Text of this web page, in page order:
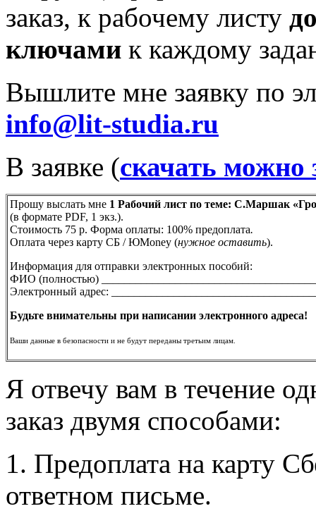
заказ, к рабочему листу
ключами к каждому
Вышлите мне заявку по
info@lit-studia.ru
В заявке (скачать можно
Прошу выслать мне 1 Рабочий лист по теме: С.Маршак
(в формате PDF, 1 экз.).
Стоимость 75 р. Форма оплаты: 100% предоплата.
Оплата через карту СБ / ЮMoney (нужное оставить).
Информация для отправки электронных пособий:
ФИО (полностью)
Электронный адрес:
Будьте внимательны при написании электронного адреса!
Ваши данные в безопасности и не будут переданы третьим лицам.
Я отвечу вам в течение
заказ двумя способами:
1. Предоплата на карту
ответном письме.